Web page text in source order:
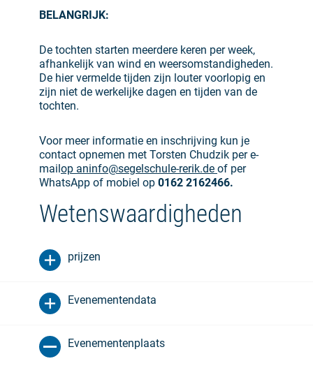
BELANGRIJK:
De tochten starten meerdere keren per week,
afhankelijk van wind en weersomstandigheden.
De hier vermelde tijden zijn louter voorlopig en
zijn niet de werkelijke dagen en tijden van de
tochten.
Voor meer informatie en inschrijving kun je
contact opnemen met Torsten Chudzik per e-
mail op aninfo@segelschule-rerik.de of per
WhatsApp of mobiel op 0162 2162466.
Wetenswaardigheden
prijzen
Evenementendata
Evenementenplaats